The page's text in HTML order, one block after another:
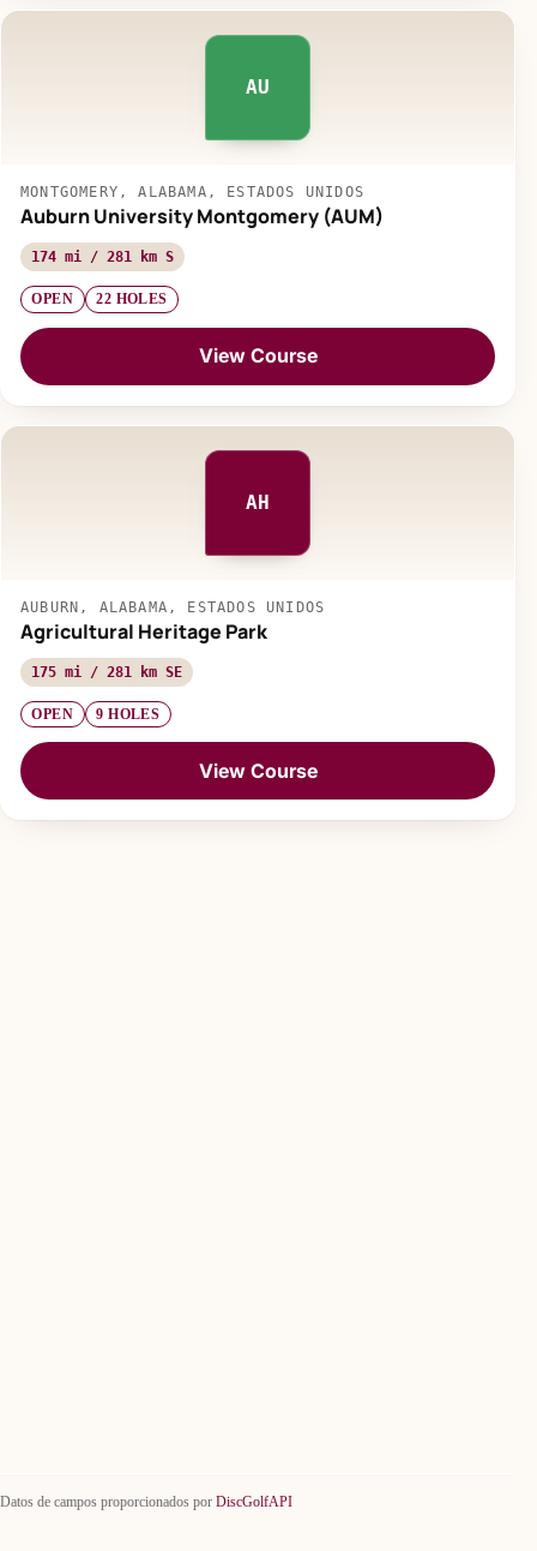
AU
MONTGOMERY, ALABAMA, ESTADOS UNIDOS
Auburn University Montgomery (AUM)
174 mi / 281 km S
OPEN 22 HOLES
View Course
AH
AUBURN, ALABAMA, ESTADOS UNIDOS
Agricultural Heritage Park
175 mi / 281 km SE
OPEN 9 HOLES
View Course
Datos de campos proporcionados por DiscGolfAPI